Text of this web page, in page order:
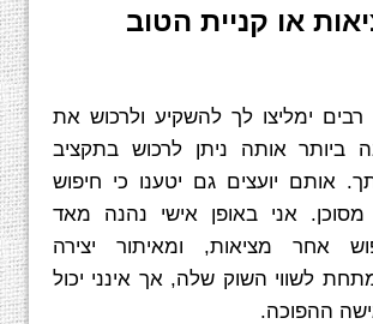
או קניית הטוב
רבים ימליצו לך להשקיע ולרכוש את
ביותר אותה ניתן לרכוש בתקציב
אותם יועצים גם יטענו כי חיפוש
אני באופן אישי נהנה מאד
אחר מציאות, ומאיתור יצירה
לשווי השוק שלה, אך אינני יכול
ההפוכה.